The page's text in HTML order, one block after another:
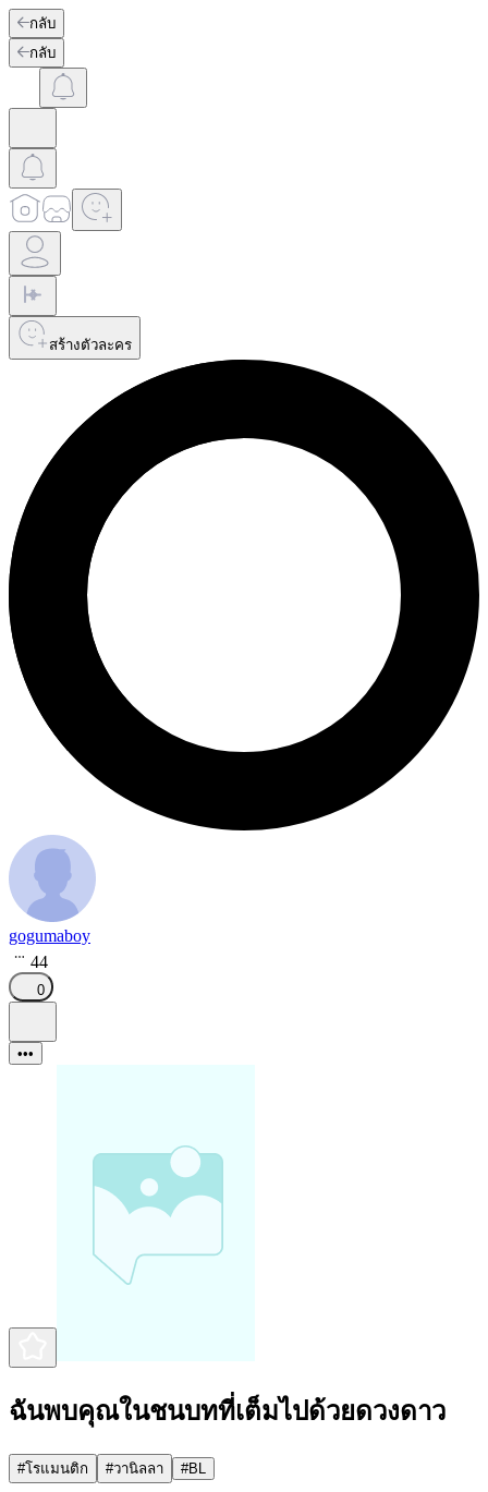
กลับ
กลับ
สร้างตัวละคร
gogumaboy
44
0
•••
ฉันพบคุณในชนบทที่เต็มไปด้วยดวงดาว
#โรแมนติก #วานิลลา #BL